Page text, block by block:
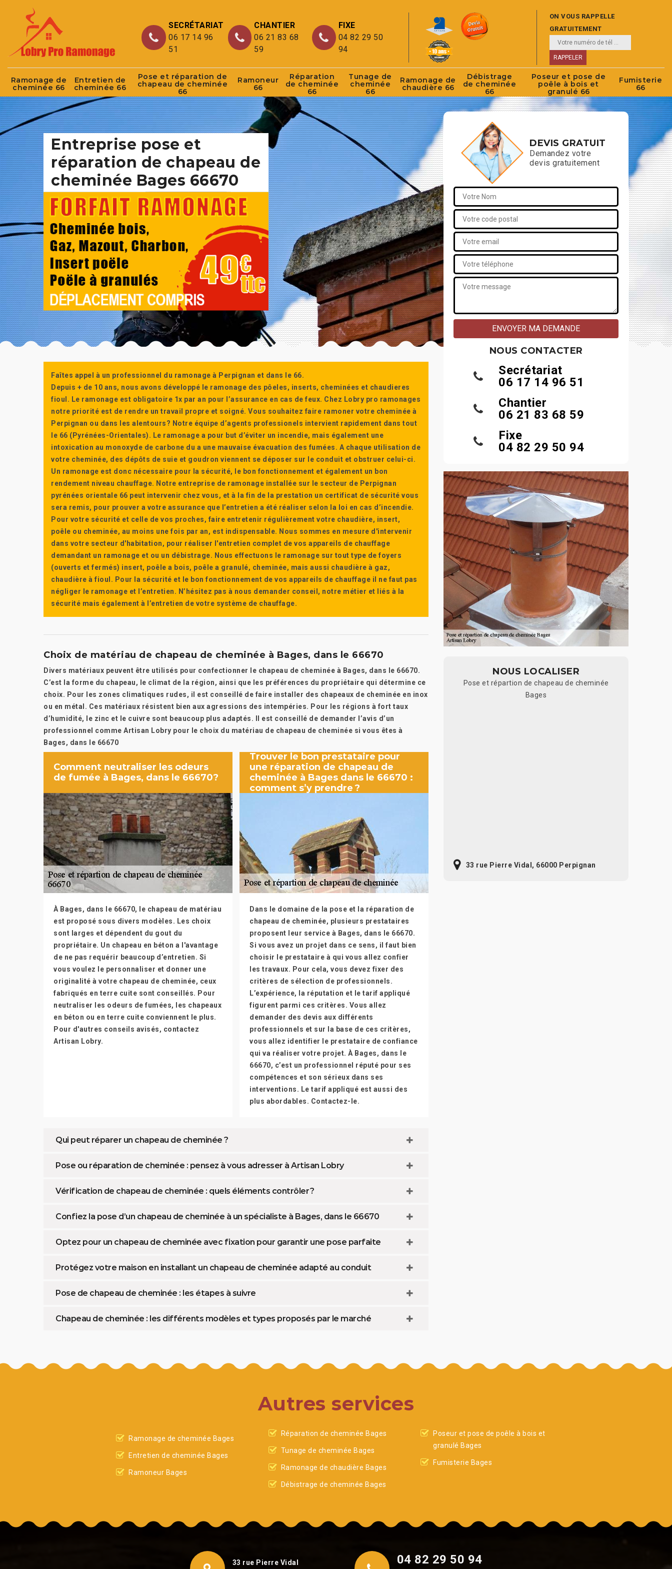
SECRÉTARIAT
06 17 14 96
51
CHANTIER
06 21 83 68
59
FIXE
04 82 29 50
94
ON VOUS RAPPELLE
GRATUITEMENT
Ramonage de
cheminée 66
Entretien de
cheminée 66
Pose et réparation de
chapeau de cheminée
66
Ramoneur
66
Réparation
de cheminée
66
Tunage de
cheminée
66
Ramonage de
chaudière 66
Débistrage
de cheminée
66
Poseur et pose de
poêle à bois et
granulé 66
Fumisterie
66
Entreprise pose et
réparation de chapeau de
cheminée Bages 66670
Faîtes appel à un professionnel du ramonage à Perpignan et dans le 66.
Depuis + de 10 ans, nous avons développé le ramonage des pôeles, inserts, cheminées et chaudieres
fioul. Le ramonage est obligatoire 1x par an pour l’assurance en cas de feux. Chez Lobry pro ramonages
notre priorité est de rendre un travail propre et soigné. Vous souhaitez faire ramoner votre cheminée à
Perpignan ou dans les alentours? Notre équipe d’agents professionels intervient rapidement dans tout
le 66 (Pyrénées-Orientales). Le ramonage a pour but d’éviter un incendie, mais également une
intoxication au monoxyde de carbone du a une mauvaise évacuation des fumées. A chaque utilisation de
votre cheminée, des dépôts de suie et goudron viennent se déposer sur le conduit et obstruer celui-ci.
Un ramonage est donc nécessaire pour la sécurité, le bon fonctionnement et également un bon
rendement niveau chauffage. Notre entreprise de ramonage installée sur le secteur de Perpignan
pyrénées orientale 66 peut intervenir chez vous, et à la fin de la prestation un certificat de sécurité vous
sera remis, pour prouver a votre assurance que l’entretien a été réaliser selon la loi en cas d’incendie.
Pour votre sécurité et celle de vos proches, faire entretenir régulièrement votre chaudière, insert,
poêle ou cheminée, au moins une fois par an, est indispensable. Nous sommes en mesure d'intervenir
dans votre secteur d'habitation, pour réaliser l'entretien complet de vos appareils de chauffage
demandant un ramonage et ou un débistrage. Nous effectuons le ramonage sur tout type de foyers
(ouverts et fermés) insert, poêle a bois, poêle a granulé, cheminée, mais aussi chaudière à gaz,
chaudière à fioul. Pour la sécurité et le bon fonctionnement de vos appareils de chauffage il ne faut pas
négliger le ramonage et l’entretien. N’hésitez pas à nous demander conseil, notre métier et liés à la
sécurité mais également à l’entretien de votre système de chauffage.
Choix de matériau de chapeau de cheminée à Bages, dans le 66670
Divers matériaux peuvent être utilisés pour confectionner le chapeau de cheminée à Bages, dans le 66670.
C’est la forme du chapeau, le climat de la région, ainsi que les préférences du propriétaire qui détermine ce
choix. Pour les zones climatiques rudes, il est conseillé de faire installer des chapeaux de cheminée en inox
ou en métal. Ces matériaux résistent bien aux agressions des intempéries. Pour les régions à fort taux
d’humidité, le zinc et le cuivre sont beaucoup plus adaptés. Il est conseillé de demander l’avis d’un
professionnel comme Artisan Lobry pour le choix du matériau de chapeau de cheminée si vous êtes à
Bages, dans le 66670
Comment neutraliser les odeurs
de fumée à Bages, dans le 66670?
À Bages, dans le 66670, le chapeau de matériau
est proposé sous divers modèles. Les choix
sont larges et dépendent du gout du
propriétaire. Un chapeau en béton a l'avantage
de ne pas requérir beaucoup d’entretien. Si
vous voulez le personnaliser et donner une
originalité à votre chapeau de cheminée, ceux
fabriqués en terre cuite sont conseillés. Pour
neutraliser les odeurs de fumées, les chapeaux
en béton ou en terre cuite conviennent le plus.
Pour d'autres conseils avisés, contactez
Artisan Lobry.
Trouver le bon prestataire pour
une réparation de chapeau de
cheminée à Bages dans le 66670 :
comment s’y prendre ?
Dans le domaine de la pose et la réparation de
chapeau de cheminée, plusieurs prestataires
proposent leur service à Bages, dans le 66670.
Si vous avez un projet dans ce sens, il faut bien
choisir le prestataire à qui vous allez confier
les travaux. Pour cela, vous devez fixer des
critères de sélection de professionnels.
L’expérience, la réputation et le tarif appliqué
figurent parmi ces critères. Vous allez
demander des devis aux différents
professionnels et sur la base de ces critères,
vous allez identifier le prestataire de confiance
qui va réaliser votre projet. À Bages, dans le
66670, c’est un professionnel réputé pour ses
compétences et son sérieux dans ses
interventions. Le tarif appliqué est aussi des
plus abordables. Contactez-le.
Qui peut réparer un chapeau de cheminée ?
Pose ou réparation de cheminée : pensez à vous adresser à Artisan Lobry
Vérification de chapeau de cheminée : quels éléments contrôler ?
Confiez la pose d’un chapeau de cheminée à un spécialiste à Bages, dans le 66670
Optez pour un chapeau de cheminée avec fixation pour garantir une pose parfaite
Protégez votre maison en installant un chapeau de cheminée adapté au conduit
Pose de chapeau de cheminée : les étapes à suivre
Chapeau de cheminée : les différents modèles et types proposés par le marché
DEVIS GRATUIT
Demandez votre
devis gratuitement
NOUS CONTACTER
Secrétariat
06 17 14 96 51
Chantier
06 21 83 68 59
Fixe
04 82 29 50 94
NOUS LOCALISER
Pose et répartion de chapeau de cheminée
Bages
33 rue Pierre Vidal, 66000 Perpignan
Autres services
Ramonage de cheminée Bages
Entretien de cheminée Bages
Ramoneur Bages
Réparation de cheminée Bages
Tunage de cheminée Bages
Ramonage de chaudière Bages
Débistrage de cheminée Bages
Poseur et pose de poêle à bois et
granulé Bages
Fumisterie Bages
33 rue Pierre Vidal 04 82 29 50 94